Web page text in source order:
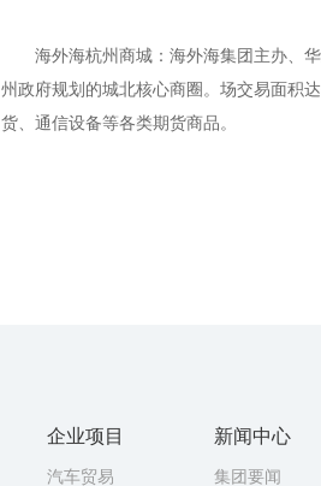
海外海杭州商城：海外海集团主办、
州政府规划的城北核心商圈。场交易面积
货、通信设备等各类期货商品。
企业项目
汽车贸易
新闻中心
集团要闻